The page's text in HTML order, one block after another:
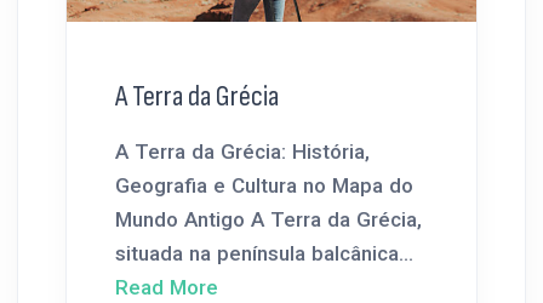
A Terra da Grécia
A Terra da Grécia: História,
Geografia e Cultura no Mapa do
Mundo Antigo A Terra da Grécia,
situada na península balcânica...
Read More